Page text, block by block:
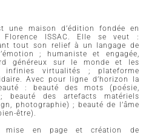
une maison d’édition fondée en
ISSAC. Elle se veut :
tout son relief à un langage de
; humaniste et engagée,
généreux sur le monde et les
infinies virtualités ; plateforme
Avec pour ligne d’horizon la
: beauté des mots (poésie,
beauté des artefacts matériels
photographie) ; beauté de l’âme
être).
mise en page et création de